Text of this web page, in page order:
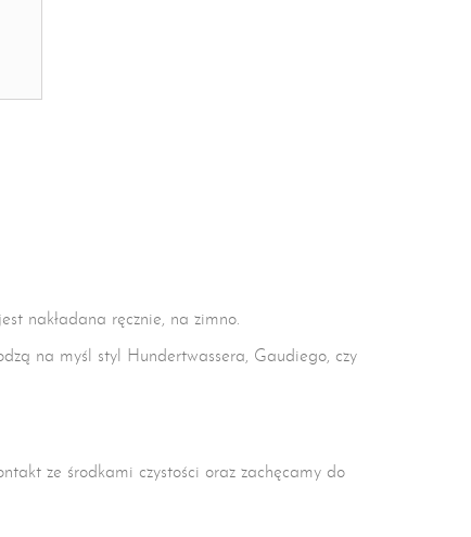
nakładana ręcznie, na zimno.
na myśl styl Hundertwassera, Gaudiego, czy
ze środkami czystości oraz zachęcamy do